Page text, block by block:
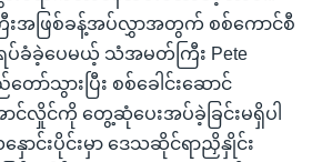
အဖြစ်ခန့်အပ်လွှာအတွက် စစ်ကောင်စီ
ပ်ခံခဲ့ပေမယ့် သံအမတ်ကြီး Pete
ော်သွားပြီး စစ်ခေါင်းဆောင်
ာင်လှိုင်ကို တွေ့ဆုံပေးအပ်ခဲ့ခြင်းမရှိပါ
နှောင်းပိုင်းမှာ ဒေသဆိုင်ရာညှိနှိုင်း